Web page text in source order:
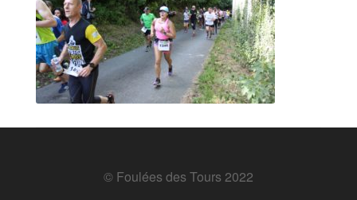
© Foulées des Tours 2022